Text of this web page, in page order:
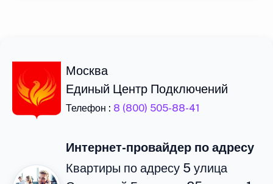
Москва
Единый Центр Подключений
Телефон : 8 (800) 505-88-41
Интернет-провайдер по адресу
Квартиры по адресу 5 улица